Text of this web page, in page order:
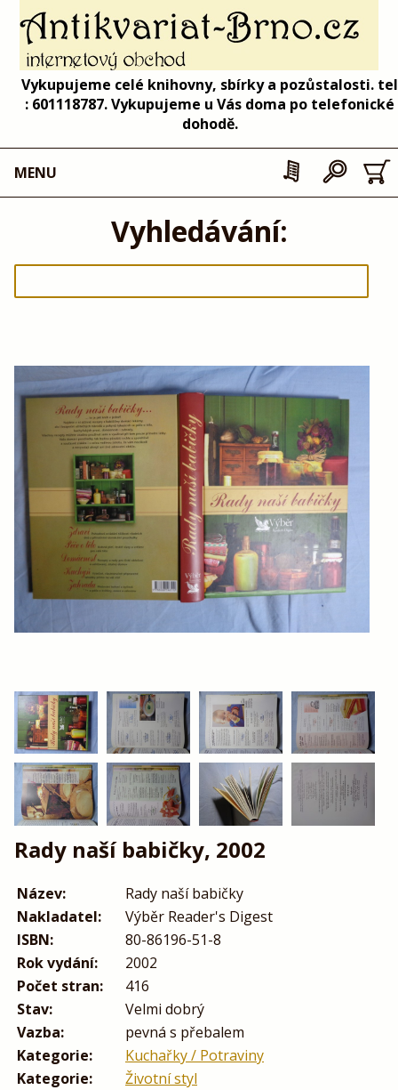
Vykupujeme celé knihovny, sbírky a pozůstalosti. tel
: 601118787. Vykupujeme u Vás doma po telefonické
dohodě.
MENU
Vyhledávání:
Rady naší babičky, 2002
Název:
Rady naší babičky
Nakladatel:
Výběr Reader's Digest
ISBN:
80-86196-51-8
Rok vydání:
2002
Počet stran:
416
Stav:
Velmi dobrý
Vazba:
pevná s přebalem
Kategorie:
Kuchařky / Potraviny
Kategorie:
Životní styl